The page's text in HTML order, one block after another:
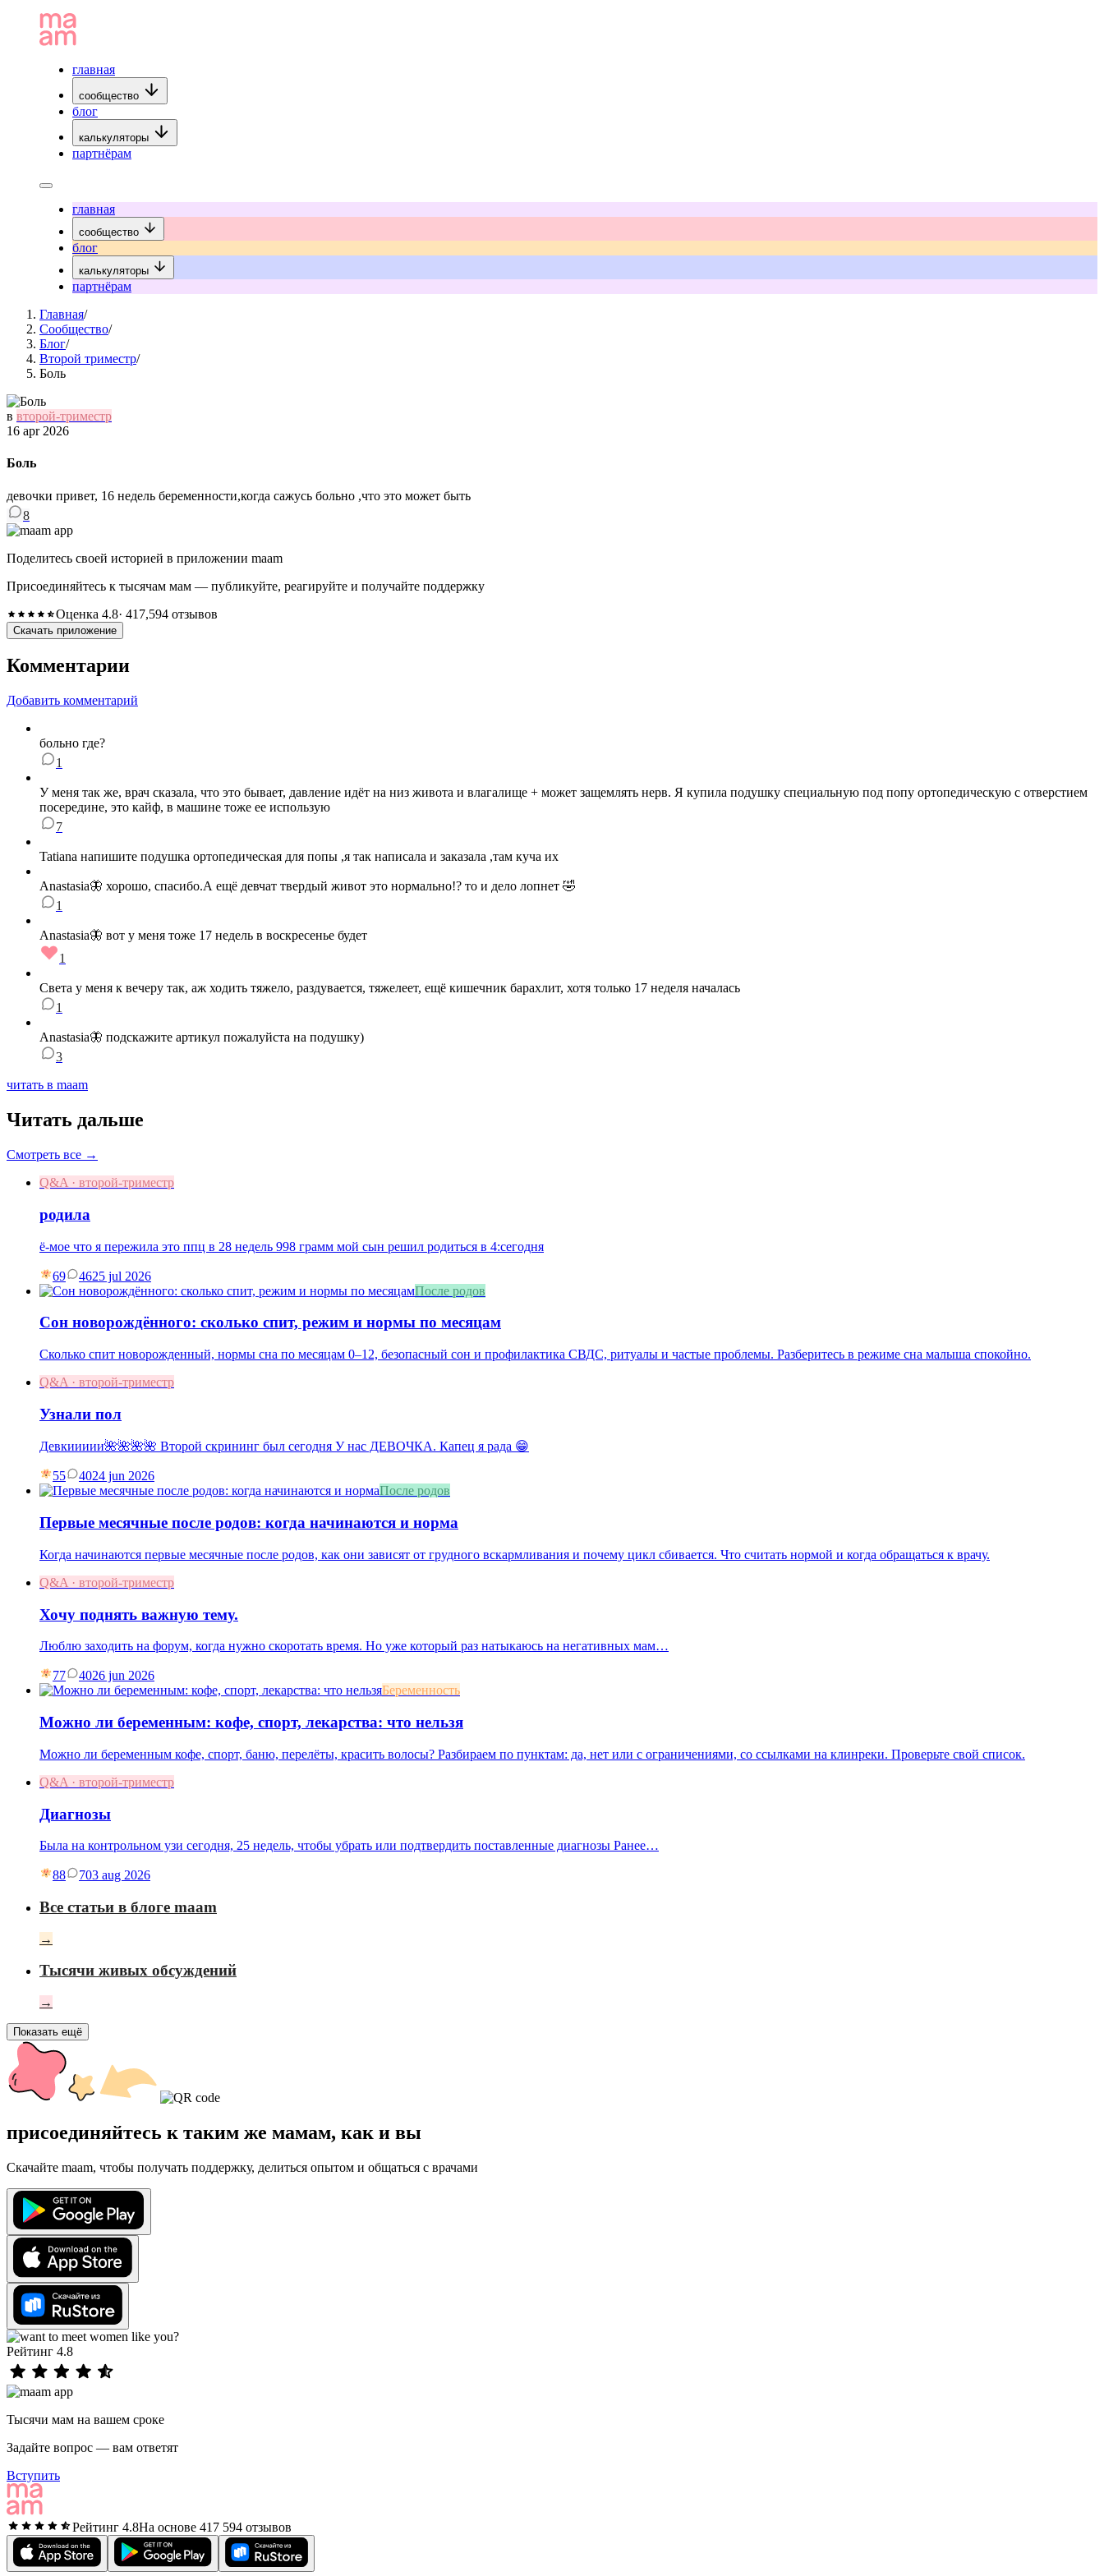
главная
сообщество
блог
калькуляторы
партнёрам
главная
сообщество
блог
калькуляторы
партнёрам
Главная/
Сообщество/
Блог/
Второй триместр/
Боль
в второй-триместр
16 apr 2026
Боль
девочки привет, 16 недель беременности,когда сажусь больно ,что это может быть
8
Поделитесь своей историей в приложении maam
Присоединяйтесь к тысячам мам — публикуйте, реагируйте и получайте поддержку
Оценка 4.8· 417,594 отзывов
Скачать приложение
Комментарии
Добавить комментарий
больно где?
1
У меня так же, врач сказала, что это бывает, давление идёт на низ живота и влагалище + может защемлять нерв. Я купила подушку специальную под попу ортопедическую с отверстием
посередине, это кайф, в машине тоже ее использую
7
Tatiana напишите подушка ортопедическая для попы ,я так написала и заказала ,там куча их
Anastasia🦋 хорошо, спасибо.А ещё девчат твердый живот это нормально!? то и дело лопнет 🤣
1
Anastasia🦋 вот у меня тоже 17 недель в воскресенье будет
1
Света у меня к вечеру так, аж ходить тяжело, раздувается, тяжелеет, ещё кишечник барахлит, хотя только 17 неделя началась
1
Anastasia🦋 подскажите артикул пожалуйста на подушку)
3
читать в maam
Читать дальше
Смотреть все →
Q&A · второй-триместр
родила
ё-мое что я пережила это ппц в 28 недель 998 грамм мой сын решил родиться в 4:сегодня
69 4625 jul 2026
После родов
Сон новорождённого: сколько спит, режим и нормы по месяцам
Сколько спит новорожденный, нормы сна по месяцам 0–12, безопасный сон и профилактика СВДС, ритуалы и частые проблемы. Разберитесь в режиме сна малыша спокойно.
Q&A · второй-триместр
Узнали пол
Девкиииии🌺🌺🌺🌺 Второй скрининг был сегодня У нас ДЕВОЧКА. Капец я рада 😁
55 4024 jun 2026
После родов
Первые месячные после родов: когда начинаются и норма
Когда начинаются первые месячные после родов, как они зависят от грудного вскармливания и почему цикл сбивается. Что считать нормой и когда обращаться к врачу.
Q&A · второй-триместр
Хочу поднять важную тему.
Люблю заходить на форум, когда нужно скоротать время. Но уже который раз натыкаюсь на негативных мам…
77 4026 jun 2026
Беременность
Можно ли беременным: кофе, спорт, лекарства: что нельзя
Можно ли беременным кофе, спорт, баню, перелёты, красить волосы? Разбираем по пунктам: да, нет или с ограничениями, со ссылками на клинреки. Проверьте свой список.
Q&A · второй-триместр
Диагнозы
Была на контрольном узи сегодня, 25 недель, чтобы убрать или подтвердить поставленные диагнозы Ранее…
88 703 aug 2026
Все статьи в блоге maam
→
Тысячи живых обсуждений
→
Показать ещё
присоединяйтесь к таким же мамам, как и вы
Скачайте maam, чтобы получать поддержку, делиться опытом и общаться с врачами
Рейтинг 4.8
Тысячи мам на вашем сроке
Задайте вопрос — вам ответят
Вступить
Рейтинг 4.8На основе 417 594 отзывов